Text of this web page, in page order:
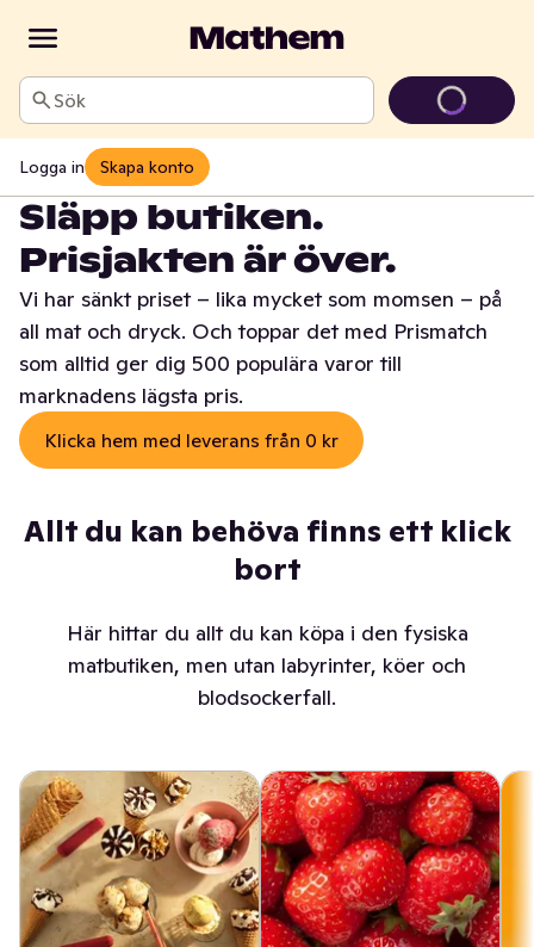
Sök
Logga in Skapa konto
Släpp butiken.
Prisjakten är över.
Vi har sänkt priset – lika mycket som momsen – på
all mat och dryck. Och toppar det med Prismatch
som alltid ger dig 500 populära varor till
marknadens lägsta pris.
Klicka hem med leverans från 0 kr
Allt du kan behöva finns ett klick
bort
Här hittar du allt du kan köpa i den fysiska
matbutiken, men utan labyrinter, köer och
blodsockerfall.